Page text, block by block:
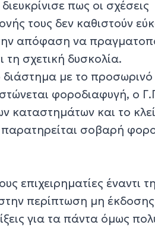
πως οι σχέσεις
τους δεν καθιστούν
απόφαση να
τη σχετική δυσκολία.
διάστημα με το προσωρινό
φοροδιαφυγή, ο
καταστημάτων και το
σοβαρή
επιχειρηματίες έναντι
περίπτωση μη έκδοσης
για τα πάντα όμως